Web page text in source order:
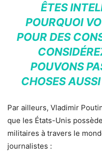
ÊTES
POURQUOI
POUR DES
POUVONS
CHOSES
Par ailleurs, Vladimir
que les États-Unis
militaires à travers le
journalistes :